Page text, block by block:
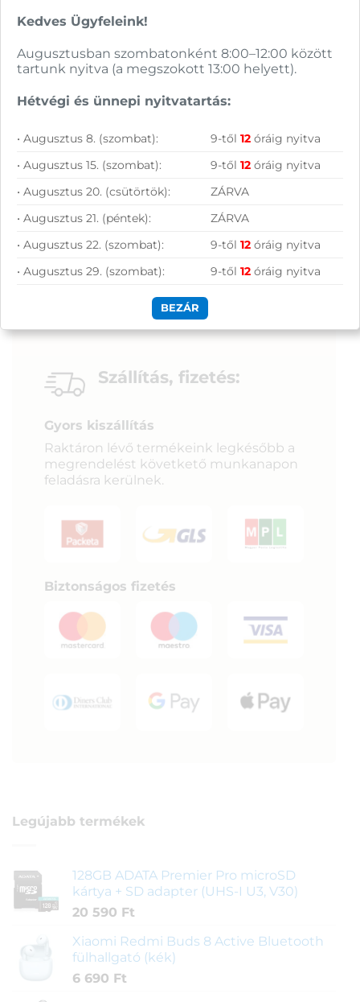
Nagy raktárkészlet
50 000 Ft felett ingyenes szállítás
Szállítás, fizetés:
Gyors kiszállítás
Raktáron lévő termékeink legkésőbb a
megrendelést követkető munkanapon
feladásra kerülnek.
Biztonságos fizetés
Legújabb termékek
128GB ADATA Premier Pro microSD
kártya + SD adapter (UHS-I U3, V30)
20 590 Ft
Xiaomi Redmi Buds 8 Active Bluetooth
fülhallgató (kék)
6 690 Ft
Kedves Ügyfeleink!
Augusztusban szombatonként 8:00–12:00 között
tartunk nyitva (a megszokott 13:00 helyett).
Hétvégi és ünnepi nyitvatartás:
• Augusztus 8. (szombat): 9-től12 óráig nyitva
• Augusztus 15. (szombat):
9-től12 óráig nyitva
• Augusztus 20. (csütörtök):
ZÁRVA
• Augusztus 21. (péntek):
ZÁRVA
• Augusztus 22. (szombat):
9-től12 óráig nyitva
• Augusztus 29. (szombat):
9-től12 óráig nyitva
BEZÁR